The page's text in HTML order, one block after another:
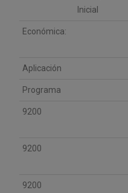
Inicial
Económica:
Aplicación
Programa
9200
9200
9200